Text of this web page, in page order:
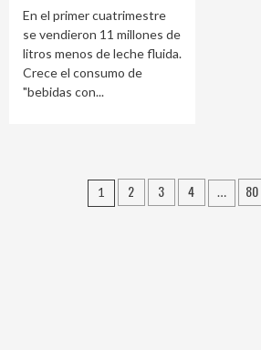
En el primer cuatrimestre
se vendieron 11 millones de
litros menos de leche fluida.
Crece el consumo de
"bebidas con...
Paginación
1 2 3 4 … 80